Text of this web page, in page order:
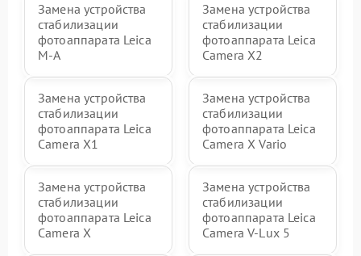
Замена устройства
стабилизации
фотоаппарата Leica
M-A
Замена устройства
стабилизации
фотоаппарата Leica
Camera X2
Замена устройства
стабилизации
фотоаппарата Leica
Camera X1
Замена устройства
стабилизации
фотоаппарата Leica
Camera X Vario
Замена устройства
стабилизации
фотоаппарата Leica
Camera X
Замена устройства
стабилизации
фотоаппарата Leica
Camera V-Lux 5